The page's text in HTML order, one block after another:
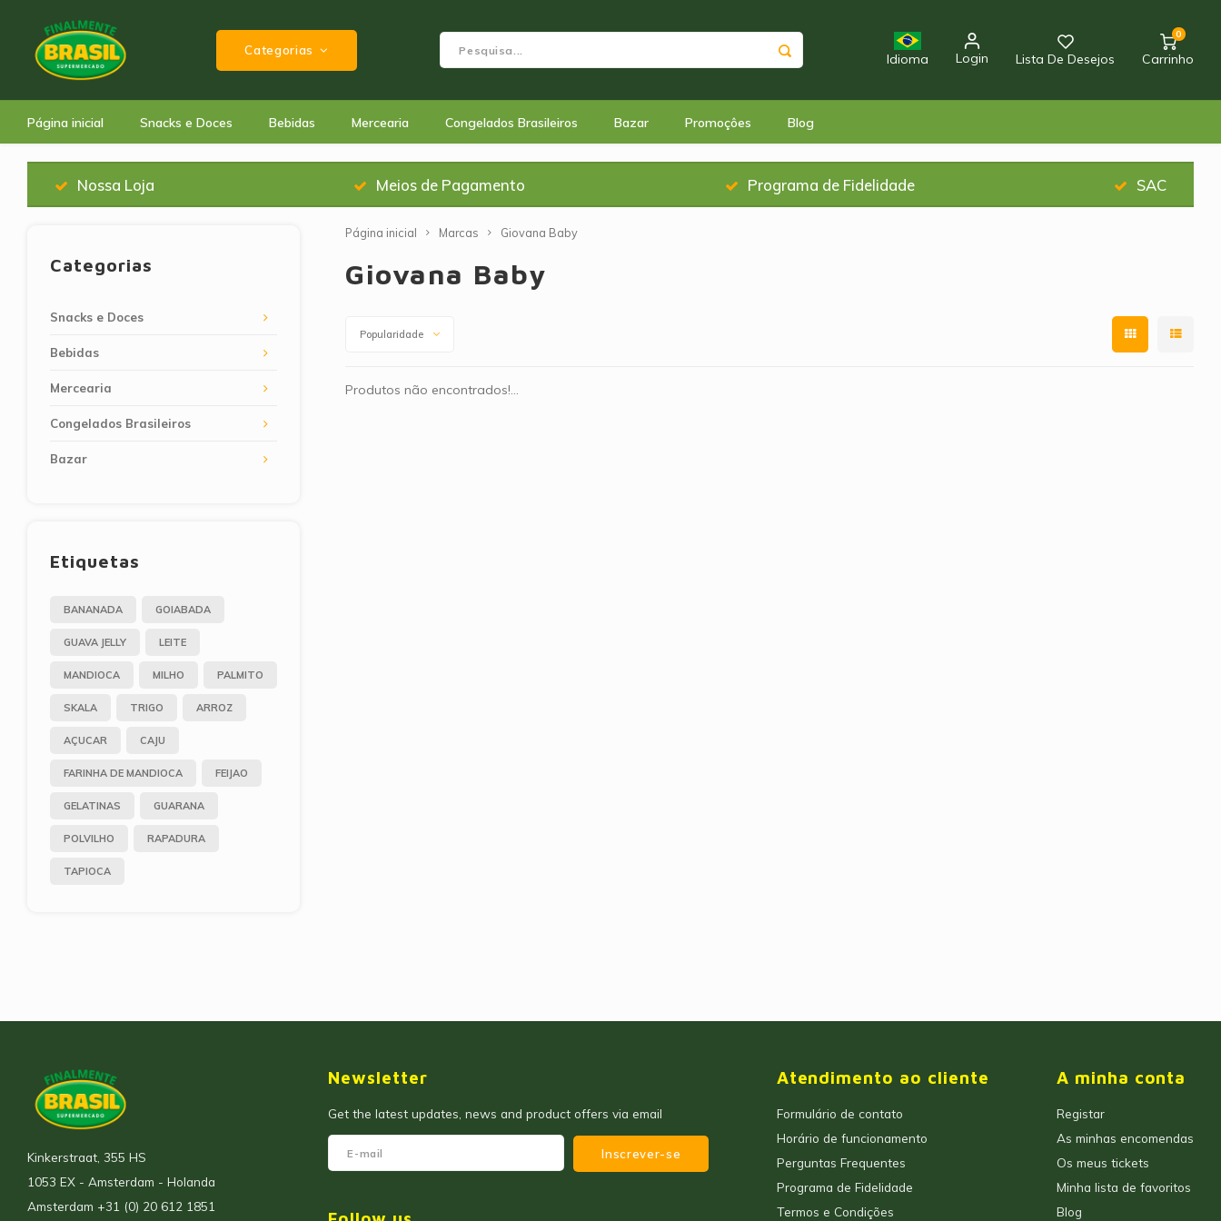
Categorias
Idioma Login Lista De Desejos
0
Carrinho
Página inicial Snacks e Doces Bebidas Mercearia Congelados Brasileiros Bazar Promoçôes Blog
Nossa Loja Meios de Pagamento Programa de Fidelidade SAC
Categorias
Snacks e Doces
Bebidas
Mercearia
Congelados Brasileiros
Bazar
Etiquetas
BANANADA GOIABADA
GUAVA JELLY LEITE
MANDIOCA MILHO PALMITO
SKALA TRIGO ARROZ
AÇUCAR CAJU
FARINHA DE MANDIOCA FEIJAO
GELATINAS GUARANA
POLVILHO RAPADURA
TAPIOCA
Página inicial Marcas Giovana Baby
Giovana Baby
Popularidade
Produtos não encontrados!...
Kinkerstraat, 355 HS
1053 EX - Amsterdam - Holanda
Amsterdam +31 (0) 20 612 1851
Newsletter
Get the latest updates, news and product offers via email
Inscrever-se
Atendimento ao cliente
Formulário de contato
Horário de funcionamento
Perguntas Frequentes
Programa de Fidelidade
Termos e Condições
A minha conta
Registar
As minhas encomendas
Os meus tickets
Minha lista de favoritos
Blog